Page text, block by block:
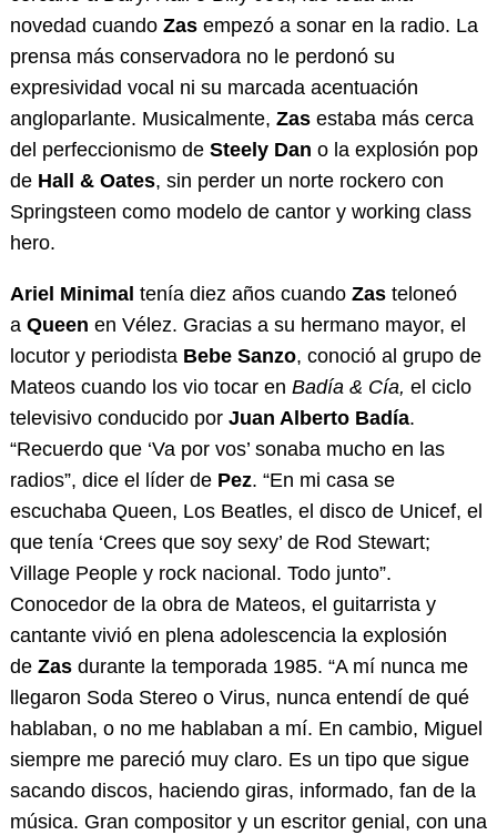
novedad cuando Zas empezó a sonar en la radio. La
prensa más conservadora no le perdonó su
expresividad vocal ni su marcada acentuación
angloparlante. Musicalmente, Zas estaba más cerca
del perfeccionismo de Steely Dan o la explosión pop
de Hall & Oates, sin perder un norte rockero con
Springsteen como modelo de cantor y working class
hero.
Ariel Minimal tenía diez años cuando Zas teloneó
a Queen en Vélez. Gracias a su hermano mayor, el
locutor y periodista Bebe Sanzo, conoció al grupo de
Mateos cuando los vio tocar en Badía & Cía, el ciclo
televisivo conducido por Juan Alberto Badía.
“Recuerdo que ‘Va por vos’ sonaba mucho en las
radios”, dice el líder de Pez. “En mi casa se
escuchaba Queen, Los Beatles, el disco de Unicef, el
que tenía ‘Crees que soy sexy’ de Rod Stewart;
Village People y rock nacional. Todo junto”.
Conocedor de la obra de Mateos, el guitarrista y
cantante vivió en plena adolescencia la explosión
de Zas durante la temporada 1985. “A mí nunca me
llegaron Soda Stereo o Virus, nunca entendí de qué
hablaban, o no me hablaban a mí. En cambio, Miguel
siempre me pareció muy claro. Es un tipo que sigue
sacando discos, haciendo giras, informado, fan de la
música. Gran compositor y un escritor genial, con una